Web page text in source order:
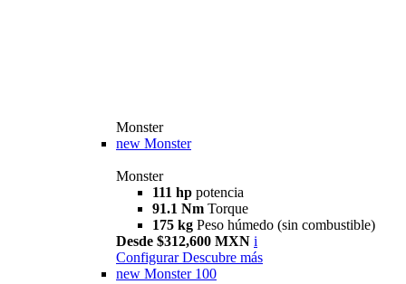
Monster
new Monster
Monster
111 hp potencia
91.1 Nm Torque
175 kg Peso húmedo (sin combustible)
Desde $312,600 MXN i
Configurar Descubre más
new Monster 100